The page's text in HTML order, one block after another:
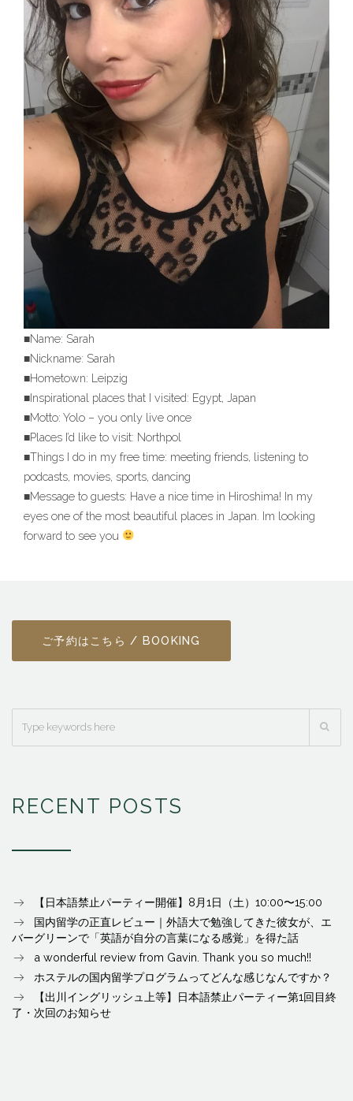
■Name: Sarah
■Nickname: Sarah
■Hometown: Leipzig
■Inspirational places that I visited: Egypt, Japan
■Motto: Yolo – you only live once
■Places I’d like to visit: Northpol
■Things I do in my free time: meeting friends, listening to
podcasts, movies, sports, dancing
■Message to guests: Have a nice time in Hiroshima! In my
eyes one of the most beautiful places in Japan. Im looking
forward to see you
ご予約はこちら / BOOKING
RECENT POSTS
【日本語禁止パーティー開催】8月1日（土）10:00〜15:00
国内留学の正直レビュー｜外語大で勉強してきた彼女が、エ
バーグリーンで「英語が自分の言葉になる感覚」を得た話
a wonderful review from Gavin. Thank you so much!!
ホステルの国内留学プログラムってどんな感じなんですか？
【出川イングリッシュ上等】日本語禁止パーティー第1回目終
了・次回のお知らせ